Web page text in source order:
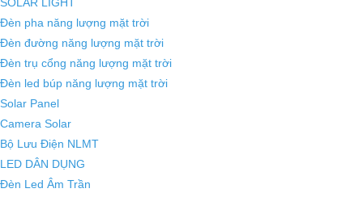
Đèn pha năng lượng mặt trời
Đèn đường năng lượng mặt trời
Đèn trụ cổng năng lượng mặt trời
Đèn led búp năng lượng mặt trời
Solar Panel
Camera Solar
Bộ Lưu Điện NLMT
LED DÂN DỤNG
Đèn Led Âm Trần